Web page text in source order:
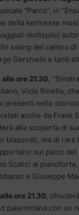
“Parco”, in
della kermesse
molteplici
swing del calibro di
Gershwin e tanti
ore 21.30,
Vicio Rinella,
presenti nello
anche da Frank
alla scoperta di
blasonati, ma di rara
sul palco del
Scalici al
e Giuseppe
ore 21.30,
palermitana con un